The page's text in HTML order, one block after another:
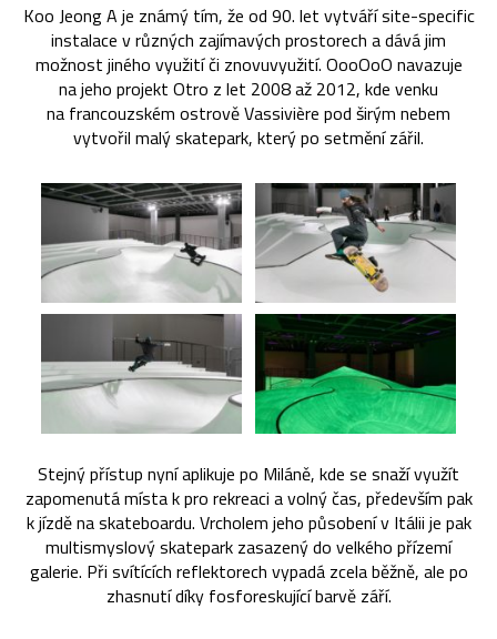
Koo Jeong A je známý tím, že od 90. let vytváří site-specific
instalace v různých zajímavých prostorech a dává jim
možnost jiného využití či znovuvyužití. OooOoO navazuje
na jeho projekt Otro z let 2008 až 2012, kde venku
na francouzském ostrově Vassivière pod širým nebem
vytvořil malý skatepark, který po setmění zářil.
Stejný přístup nyní aplikuje po Miláně, kde se snaží využít
zapomenutá místa k pro rekreaci a volný čas, především pak
k jízdě na skateboardu. Vrcholem jeho působení v Itálii je pak
multismyslový skatepark zasazený do velkého přízemí
galerie. Při svítících reflektorech vypadá zcela běžně, ale po
zhasnutí díky fosforeskující barvě září.